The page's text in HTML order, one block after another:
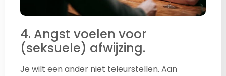
4. Angst voelen voor
(seksuele) afwijzing.
Je wilt een ander niet teleurstellen. Aan